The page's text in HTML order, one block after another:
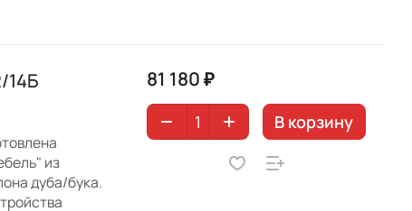
14Б
из
дуба/бука.
81 180 ₽
В корзину